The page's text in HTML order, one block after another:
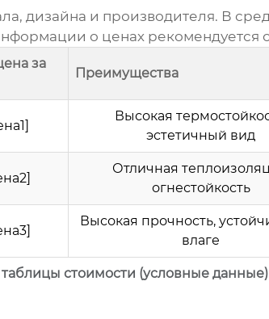
дизайна и производителя. В
о ценах рекомендуется
стоимости (условные данные)
за
Преимущества
Высокая
эстетичный вид
Отличная
огнестойкость
Высокая прочность,
влаге